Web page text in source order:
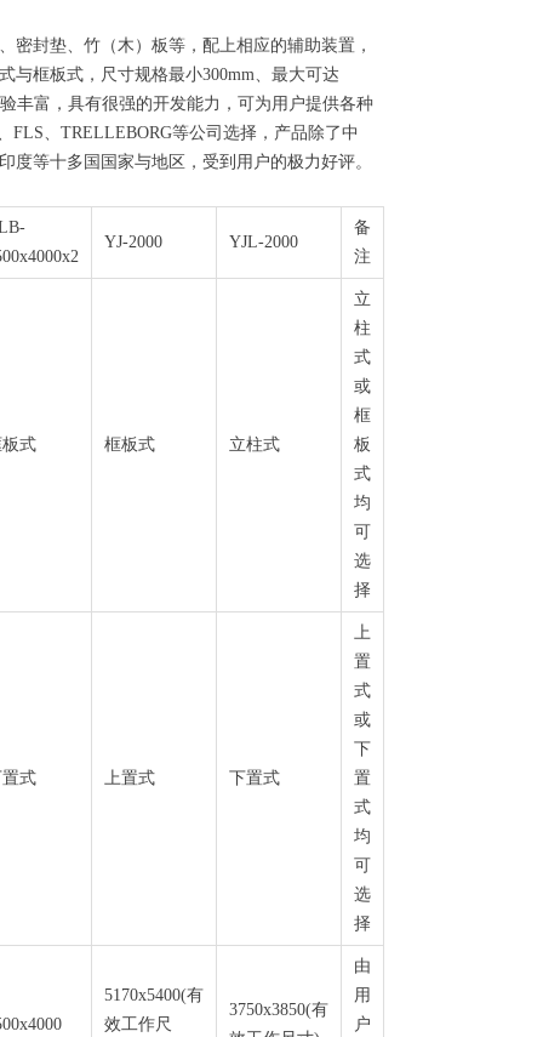
封垫、竹（木）板等，配上相应的辅助装置，
与框板式，尺寸规格最小300mm、最大可达
丰富，具有很强的开发能力，可为用户提供各种
FLS、TRELLEBORG等公司选择，产品除了中
等十多国国家与地区，受到用户的极力好评。
YJ-2000 YJL-2000
备
注
式 框板式 立柱式
立
柱
式
或
框
板
式
均
可
选
择
式 上置式 下置式
上
置
式
或
下
置
式
均
可
选
择
5170x5400(有
效工作尺
3750x3850(有
由
用
户